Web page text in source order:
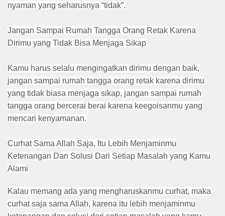
nyaman yang seharusnya “tidak”.
Jangan Sampai Rumah Tangga Orang Retak Karena
Dirimu yang Tidak Bisa Menjaga Sikap
Kamu harus selalu mengingatkan dirimu dengan baik,
jangan sampai rumah tangga orang retak karena dirimu
yang tidak biasa menjaga sikap, jangan sampai rumah
tangga orang bercerai berai karena keegoisanmu yang
mencari kenyamanan.
Curhat Sama Allah Saja, Itu Lebih Menjaminmu
Ketenangan Dan Solusi Dari Setiap Masalah yang Kamu
Alami
Kalau memang ada yang mengharuskanmu curhat, maka
curhat saja sama Allah, karena itu lebih menjaminmu